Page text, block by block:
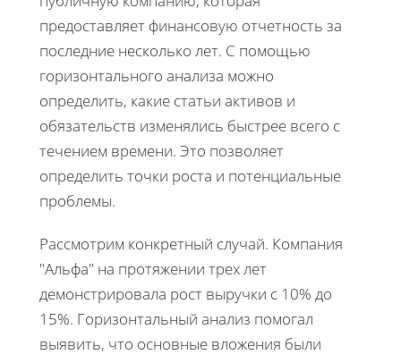
предоставляет финансовую отчетность за
последние несколько лет. С помощью
горизонтального анализа можно
определить, какие статьи активов и
обязательств изменялись быстрее всего с
течением времени. Это позволяет
определить точки роста и потенциальные
проблемы.
Рассмотрим конкретный случай. Компания
"Альфа" на протяжении трех лет
демонстрировала рост выручки с 10% до
15%. Горизонтальный анализ помогал
выявить, что основные вложения были